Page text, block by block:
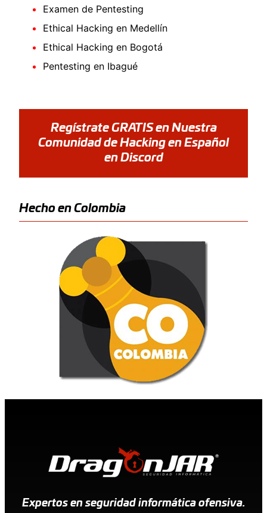
Examen de Pentesting
Ethical Hacking en Medellín
Ethical Hacking en Bogotá
Pentesting en Ibagué
Regístrate GRATIS en Nuestra
Comunidad de Hacking en Español
en Discord
Hecho en Colombia
Expertos en seguridad informática ofensiva.